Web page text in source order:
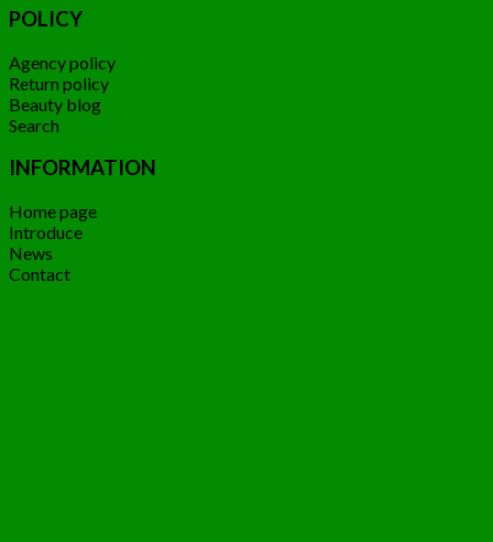
POLICY
Agency policy
Return policy
Beauty blog
Search
INFORMATION
Home page
Introduce
News
Contact